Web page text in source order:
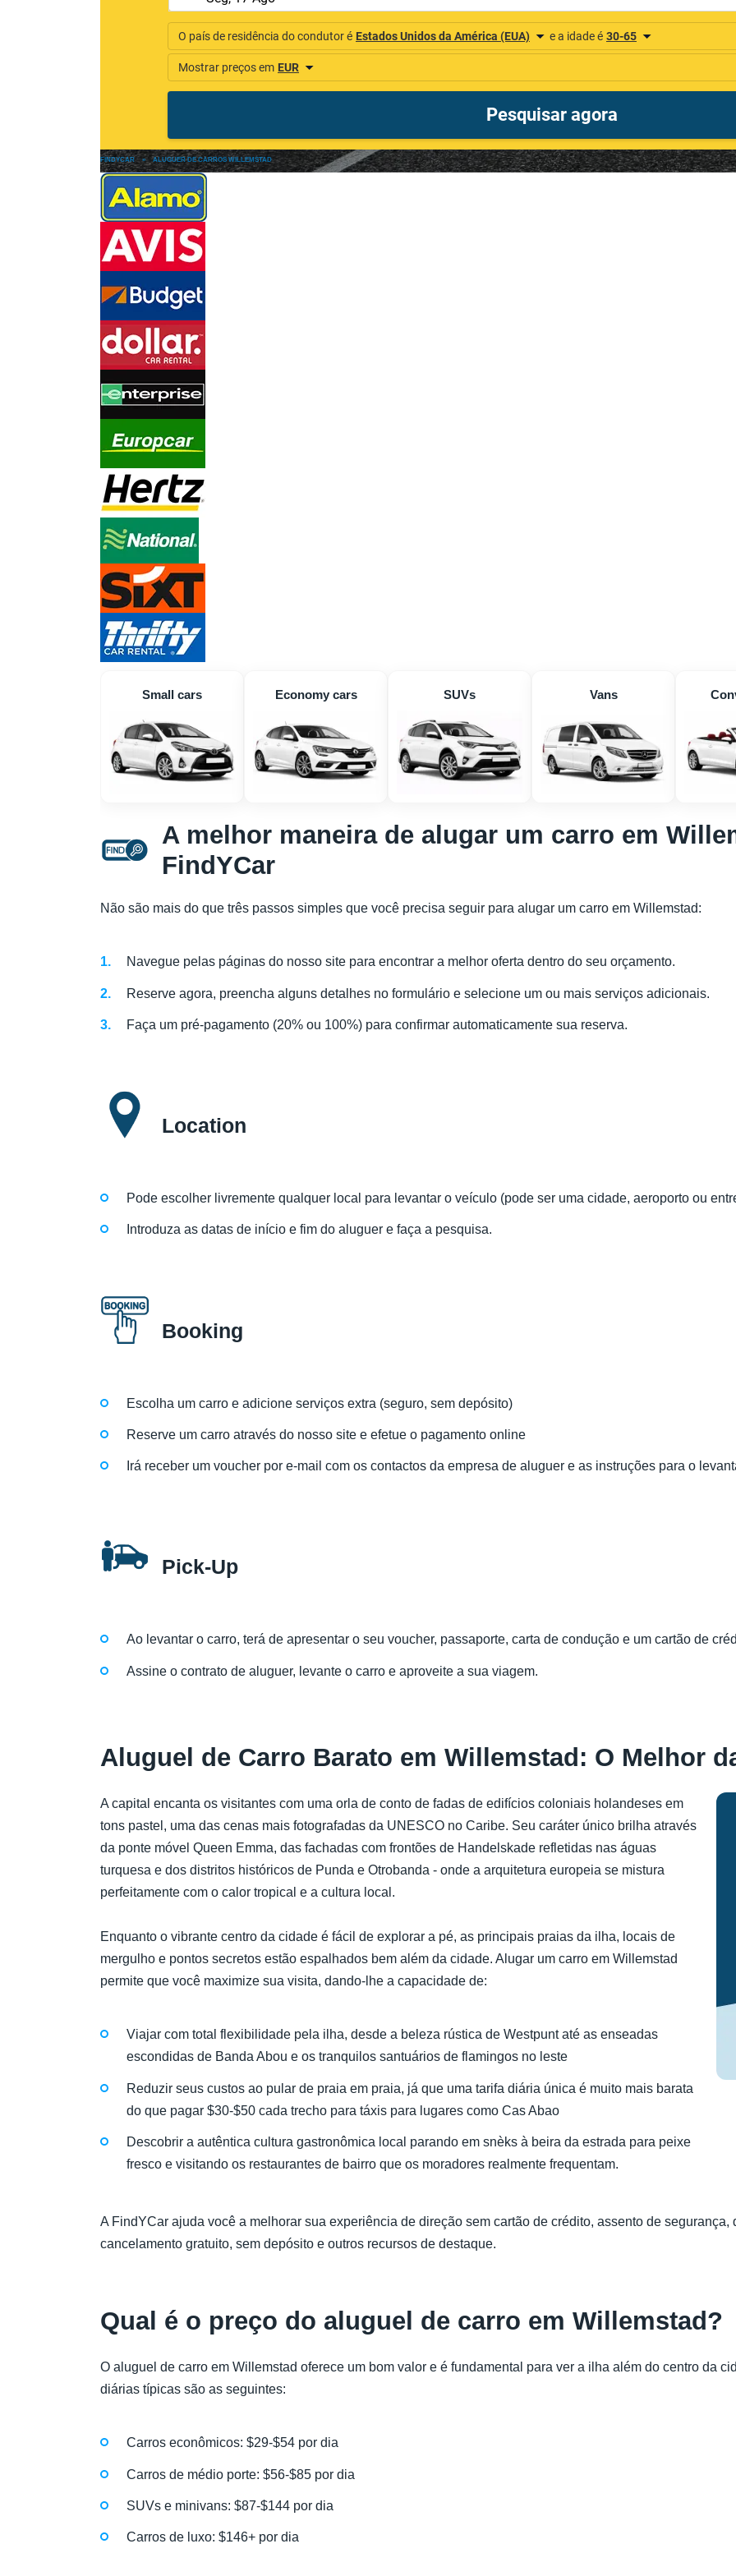
FINDYCAR » ALUGUER DE CARROS WILLEMSTAD
Small cars Economy cars SUVs Vans
A melhor maneira de alugar um carro em
FindYCar
Não são mais do que três passos simples que você precisa seguir para alugar um carro em Willemstad:
Navegue pelas páginas do nosso site para encontrar a melhor oferta dentro do seu orçamento.
Reserve agora, preencha alguns detalhes no formulário e selecione um ou mais serviços adicionais.
Faça um pré-pagamento (20% ou 100%) para confirmar automaticamente sua reserva.
Location
Pode escolher livremente qualquer local para levantar o veículo (pode ser uma cidade, aeroporto ou
Introduza as datas de início e fim do aluguer e faça a pesquisa.
Booking
Escolha um carro e adicione serviços extra (seguro, sem depósito)
Reserve um carro através do nosso site e efetue o pagamento online
Irá receber um voucher por e-mail com os contactos da empresa de aluguer e as instruções para o
Pick-Up
Ao levantar o carro, terá de apresentar o seu voucher, passaporte, carta de condução e um cartão de
Assine o contrato de aluguer, levante o carro e aproveite a sua viagem.
Aluguel de Carro Barato em Willemstad: O Melhor
A capital encanta os visitantes com uma orla de conto de fadas de edifícios coloniais holandeses em
tons pastel, uma das cenas mais fotografadas da UNESCO no Caribe. Seu caráter único brilha através
da ponte móvel Queen Emma, das fachadas com frontões de Handelskade refletidas nas águas
turquesa e dos distritos históricos de Punda e Otrobanda - onde a arquitetura europeia se mistura
perfeitamente com o calor tropical e a cultura local.
Enquanto o vibrante centro da cidade é fácil de explorar a pé, as principais praias da ilha, locais de
mergulho e pontos secretos estão espalhados bem além da cidade. Alugar um carro em Willemstad
permite que você maximize sua visita, dando-lhe a capacidade de:
Viajar com total flexibilidade pela ilha, desde a beleza rústica de Westpunt até as enseadas
escondidas de Banda Abou e os tranquilos santuários de flamingos no leste
Reduzir seus custos ao pular de praia em praia, já que uma tarifa diária única é muito mais barata
do que pagar $30-$50 cada trecho para táxis para lugares como Cas Abao
Descobrir a autêntica cultura gastronômica local parando em snèks à beira da estrada para peixe
fresco e visitando os restaurantes de bairro que os moradores realmente frequentam.
A FindYCar ajuda você a melhorar sua experiência de direção sem cartão de crédito, assento de
cancelamento gratuito, sem depósito e outros recursos de destaque.
Qual é o preço do aluguel de carro em Willemstad?
O aluguel de carro em Willemstad oferece um bom valor e é fundamental para ver a ilha além do centro da
diárias típicas são as seguintes:
Carros econômicos: $29-$54 por dia
Carros de médio porte: $56-$85 por dia
SUVs e minivans: $87-$144 por dia
Carros de luxo: $146+ por dia